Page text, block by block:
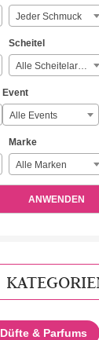
Jeder Schmuck
Scheitel
Alle Scheitelarten
Event
Alle Events
Marke
Alle Marken
ANWENDEN
Düfte & Parfums